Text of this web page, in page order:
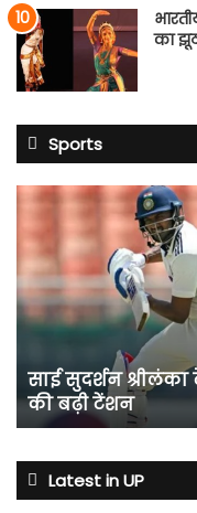
का
Sports
साई
श्रीलंका
सीरीज
से
मैनेजमेंट
की
बढ़ी
साई सुदर्शन
की बढ़ी टेंशन
Latest in UP